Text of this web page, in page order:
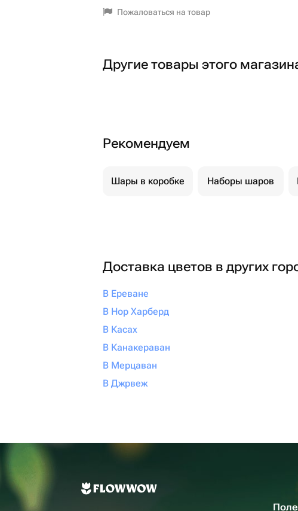
Пожаловаться на товар
Другие товары этого
Рекомендуем
Шары в коробке Наборы шаров
Доставка цветов в других
В Ереване
В Нор Харберд
В Касах
В Канакераван
В Мерцаван
В Джрвеж